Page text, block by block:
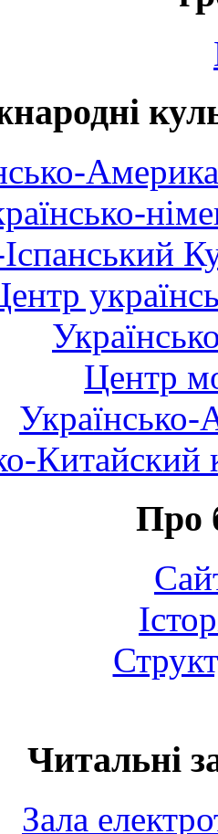
Центр
Українсько-
Китайский
Про
Читальні
Зала